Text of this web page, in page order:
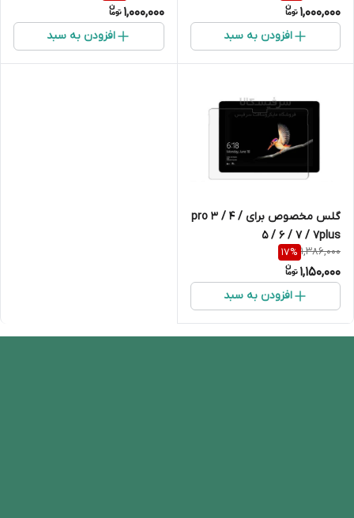
1,000,000
افزودن به سبد
1,000,000
افزودن به سبد
گلس مخصوص برای pro 3 / 4 /
5 / 6 / 7 / 7plus
1,386,000
17%
1,150,000
افزودن به سبد